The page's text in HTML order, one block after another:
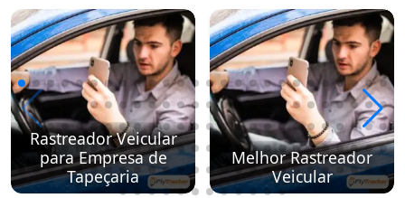
Rastreador Veicular
para Empresa de
Tapeçaria
Melhor Rastreador
Veicular